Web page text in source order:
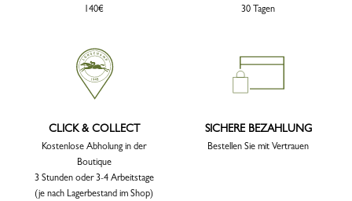
140€
30 Tagen
CLICK & COLLECT
Kostenlose Abholung in der
Boutique
3 Stunden oder 3-4 Arbeitstage
(je nach Lagerbestand im Shop)
SICHERE BEZAHLUNG
Bestellen Sie mit Vertrauen